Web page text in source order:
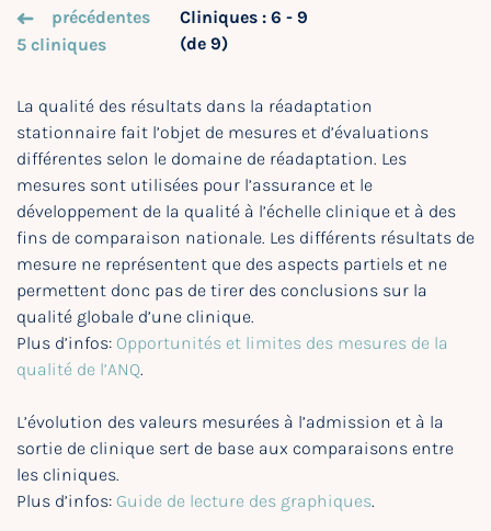
précédentes
5 cliniques
Cliniques : 6 - 9
(de 9)
La qualité des résultats dans la réadaptation
stationnaire fait l’objet de mesures et d’évaluations
différentes selon le domaine de réadaptation. Les
mesures sont utilisées pour l’assurance et le
développement de la qualité à l’échelle clinique et à des
fins de comparaison nationale. Les différents résultats de
mesure ne représentent que des aspects partiels et ne
permettent donc pas de tirer des conclusions sur la
qualité globale d’une clinique.
Plus d’infos: Opportunités et limites des mesures de la
qualité de l’ANQ.
L’évolution des valeurs mesurées à l’admission et à la
sortie de clinique sert de base aux comparaisons entre
les cliniques.
Plus d’infos: Guide de lecture des graphiques.